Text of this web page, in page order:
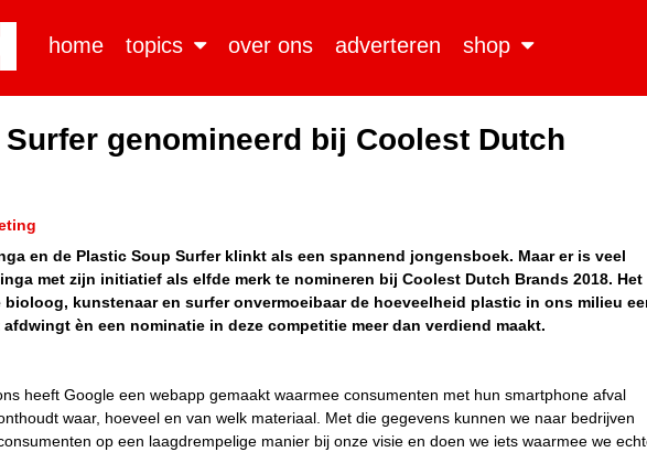
home topics over ons adverteren shop
genomineerd bij Coolest Dutch
en de Plastic Soup Surfer klinkt als een spannend jongensboek. Maar er is veel
met zijn initiatief als elfde merk te nomineren bij Coolest Dutch Brands 2018. Het
bioloog, kunstenaar en surfer onvermoeibaar de hoeveelheid plastic in ons milieu
èn een nominatie in deze competitie meer dan verdiend maakt.
heeft Google een webapp gemaakt waarmee consumenten met hun smartphone afval
waar, hoeveel en van welk materiaal. Met die gegevens kunnen we naar bedrijven
op een laagdrempelige manier bij onze visie en doen we iets waarmee we